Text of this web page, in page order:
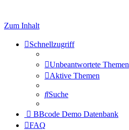
Zum Inhalt
Schnellzugriff
Unbeantwortete Themen
Aktive Themen
Suche
BBcode Demo Datenbank
FAQ